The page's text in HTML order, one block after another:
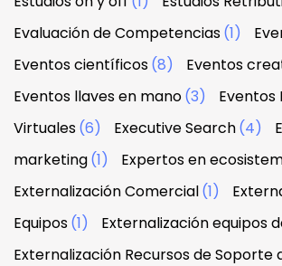
Evaluación de Competencias(1)
Eventos científicos(8) Eventos
Eventos llaves en mano(3)
Eventos
Virtuales(6) Executive Search(4)
marketing(1) Expertos en
Externalización Comercial(1)
Equipos(1) Externalización equipos
Externalización Recursos de Soporte